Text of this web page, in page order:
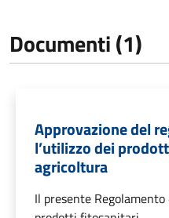
Documenti (1)
Approvazione del
l’utilizzo dei
agricoltura
Il presente